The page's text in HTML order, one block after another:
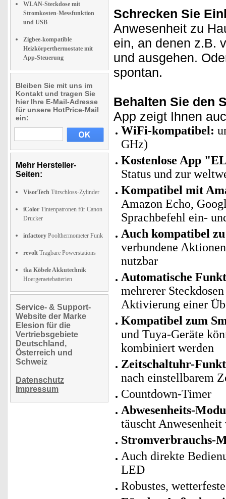
WLAN-Steckdose mit
Stromkosten-Messfunktion
und USB
Zigbee-kompatible
Heizkörperthermostate mit
App-Steuerung
Bleiben Sie mit uns im
Kontakt und tragen Sie
hier Ihre E-Mail-Adresse
für unsere HotPrice-Mail
ein:
Mehr Hersteller-
Seiten:
VisorTech Türschloss-Zylinder
iColor Tintenpatronen für Canon
Drucker
infactory Poolthermometer Funk
revolt Tragbare Powerstations
tka Köbele Akkutechnik
Hoergeraetebatterien
Service- & Support-
Website der Marke
Elesion für die
Vertriebsgebiete
Deutschland,
Österreich und
Schweiz
Datenschutz
Impressum
Schrecken Sie
Anwesenheit zu
ein, an denen z.B.
und ausgehen.
spontan.
Behalten Sie den
App zeigt Ihnen
WiFi-kompatibel:
GHz)
Kostenlose App
Status und zur
Kompatibel mit
Amazon Echo,
Sprachbefehl ein-
Auch kompatibel
verbundene
nutzbar
Automatische
mehrerer
Aktivierung einer
Kompatibel zum
und Tuya-Geräte
kombiniert werden
Zeitschaltuhr-
nach einstellbarem
Countdown-Timer
Abwesenheits-
täuscht Anwesenheit
Stromverbrauchs-
Auch direkte
LED
Robustes,